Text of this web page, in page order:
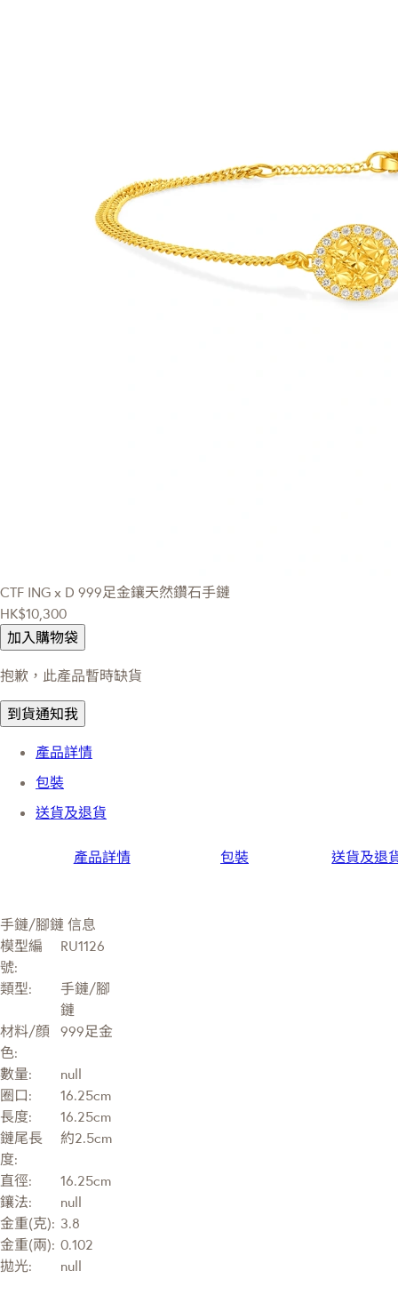
CTF ING x D 999足金鑲天然鑽石手鏈
HK$10,300
加入購物袋
抱歉，此產品暫時缺貨
到貨通知我
產品詳情
包裝
送貨及退貨
產品詳情 包裝 送貨及退
手鏈/腳鏈 信息
模型編
號:
RU1126
類型:
手鏈/腳
鏈
材料/顔
色:
999足金
數量:
null
圈口:
16.25cm
長度:
16.25cm
鏈尾長
度:
約2.5cm
直徑:
16.25cm
鑲法:
null
金重(克): 3.8
金重(兩): 0.102
拋光:
null